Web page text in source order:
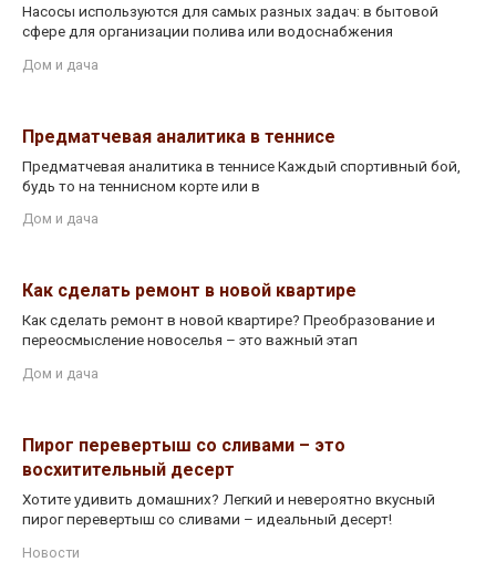
Насосы используются для самых разных задач: в бытовой
сфере для организации полива или водоснабжения
Дом и дача
Предматчевая аналитика в теннисе
Предматчевая аналитика в теннисе Каждый спортивный бой,
будь то на теннисном корте или в
Дом и дача
Как сделать ремонт в новой квартире
Как сделать ремонт в новой квартире? Преобразование и
переосмысление новоселья – это важный этап
Дом и дача
Пирог перевертыш со сливами – это
восхитительный десерт
Хотите удивить домашних? Легкий и невероятно вкусный
пирог перевертыш со сливами – идеальный десерт!
Новости